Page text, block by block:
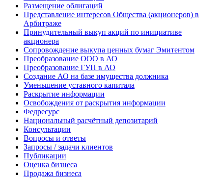
Размещение облигаций
Представление интересов Общества (акционеров) в
Арбитраже
Принудительный выкуп акций по инициативе
акционера
Сопровождение выкупа ценных бумаг Эмитентом
Преобразование ООО в АО
Преобразование ГУП в АО
Создание АО на базе имущества должника
Уменьшение уставного капитала
Раскрытие информации
Освобождения от раскрытия информации
Федресурс
Национальный расчётный депозитарий
Консультации
Вопросы и ответы
Запросы / задачи клиентов
Публикации
Оценка бизнеса
Продажа бизнеса